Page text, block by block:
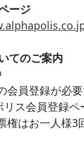
ージ
てのご案内
会員登録が必
リス会員登録ペ
権はお一人様3